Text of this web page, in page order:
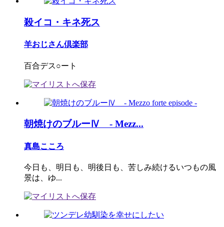
殺イコ・キネ死ス
羊おじさん倶楽部
百合デス○ート
朝焼けのブルーⅣ - Mezz...
真島こころ
今日も、明日も、明後日も、苦しみ続けるいつもの風
景は、ゆ...